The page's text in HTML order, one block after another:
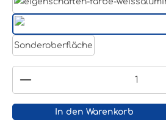
Sonderoberfläche
Produkt Anzahl: Gib den
In den Warenkorb